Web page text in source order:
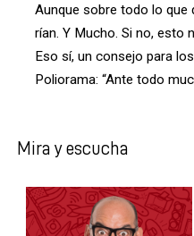
Aunque sobre todo lo que
rían. Y Mucho. Si no, esto
Eso sí, un consejo para
Poliorama: “Ante todo
Mira y escucha